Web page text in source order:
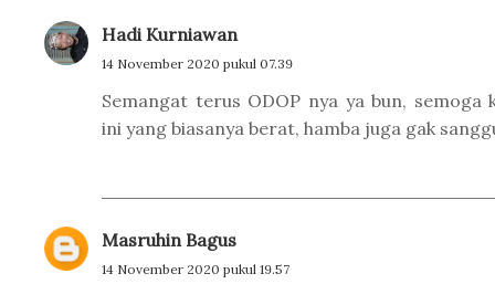
Hadi Kurniawan
14 November 2020 pukul 07.39
Semangat terus ODOP nya ya bun, semoga
ini yang biasanya berat, hamba juga gak
Masruhin Bagus
14 November 2020 pukul 19.57